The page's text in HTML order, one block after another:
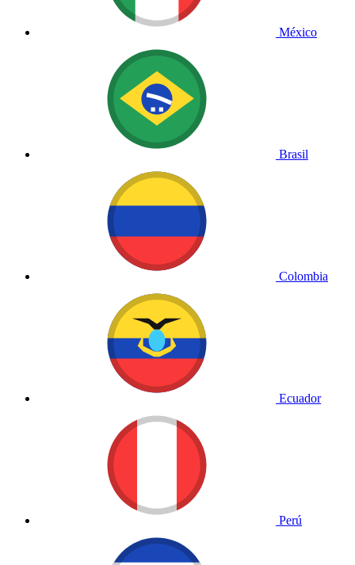
México
Brasil
Colombia
Ecuador
Perú